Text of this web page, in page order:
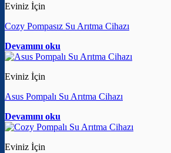
Eviniz İçin
Cozy Pompasız Su Arıtma Cihazı
Devamını oku
Eviniz İçin
Asus Pompalı Su Arıtma Cihazı
Devamını oku
Eviniz İçin